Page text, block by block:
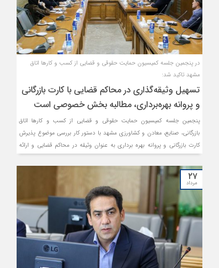
در پنجمین جلسه کمیسیون حمایت حقوقی و قضایی از کسب و کارها اتاق
مشهد تاکید شد:
تسهیل وثیقه‌گذاری در محاکم قضایی با کارت بازرگانی
و پروانه بهره‌برداری، مطالبه بخش خصوصی است
پنجمین جلسه کمیسیون حمایت حقوقی و قضایی از کسب و کارها اتاق
بازرگانی، صنایع، معادن و کشاورزی مشهد با دستور کار بررسی موضوع پذیرش
کارت بازرگانی و پروانه بهره برداری به عنوان وثیقه در محاکم قضایی و ارائه
گزارش و هم اندیشی درخصوص پیگیری موضوعات جاری کمیسیون (تعرفه برق
واحدهای صنعتی از منظر قانونی و تخصیص یک درصد مالیات بر ارزش
افزوده به شهرک های صنعتی) برگزار شد.
۲۷
مرداد